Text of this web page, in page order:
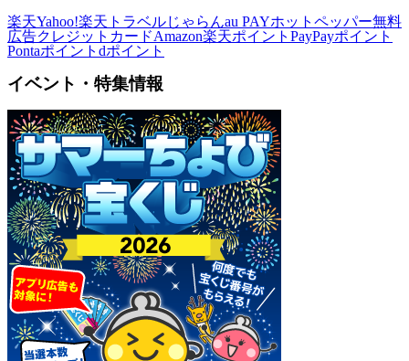
楽天Yahoo!楽天トラベルじゃらんau PAYホットペッパー無料
広告クレジットカードAmazon楽天ポイント PayPayポイント
Pontaポイント dポイント
イベント・特集情報